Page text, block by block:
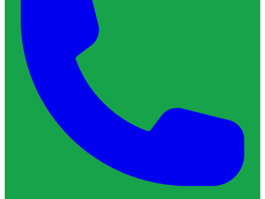
Services & Interventions
Trouver un plombier
Trouver un serrurier
Trouver un électricien
Trouver un vitrier
Trouver un chauffagiste
Trouver un dératiseur
Trouver un déboucheur de canalisation
Trouver un réparateur de volets roulants